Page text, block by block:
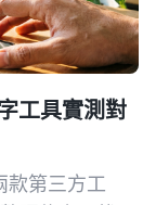
工具實測對
款第三方工